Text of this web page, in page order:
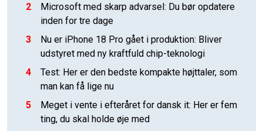
2
Microsoft med skarp advarsel: Du bør opdatere
inden for tre dage
3
Nu er iPhone 18 Pro gået i produktion: Bliver
udstyret med ny kraftfuld chip-teknologi
4
Test: Her er den bedste kompakte højttaler, som
man kan få lige nu
5
Meget i vente i efteråret for dansk it: Her er fem
ting, du skal holde øje med